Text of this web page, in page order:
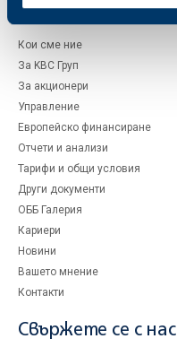
За ОББ
Кои сме ние
За KBC Груп
За акционери
Управление
Европейско финансиране
Отчети и анализи
Тарифи и общи условия
Други документи
ОББ Галерия
Кариери
Новини
Вашето мнение
Контакти
Свържете се с нас